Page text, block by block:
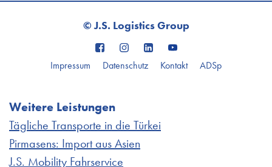
© J.S. Logistics Group
Impressum Datenschutz Kontakt ADSp
Weitere Leistungen
Tägliche Transporte in die Türkei
Pirmasens: Import aus Asien
J.S. Mobility Fahrservice